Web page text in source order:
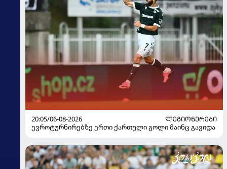
20:05/06-08-2026
ᲚᲔᲒᲘᲝᲜᲔᲠᲔᲑᲘ
ევროტურნირებზე ერთი ქართული გოლი მაინც გავიდა